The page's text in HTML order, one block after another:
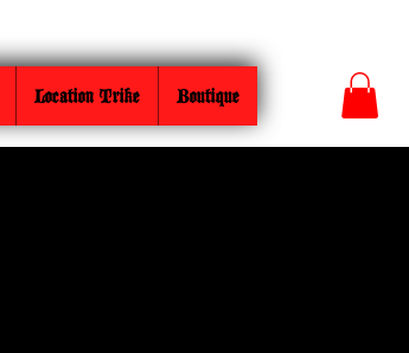
Se connecter
Location Trike Boutique